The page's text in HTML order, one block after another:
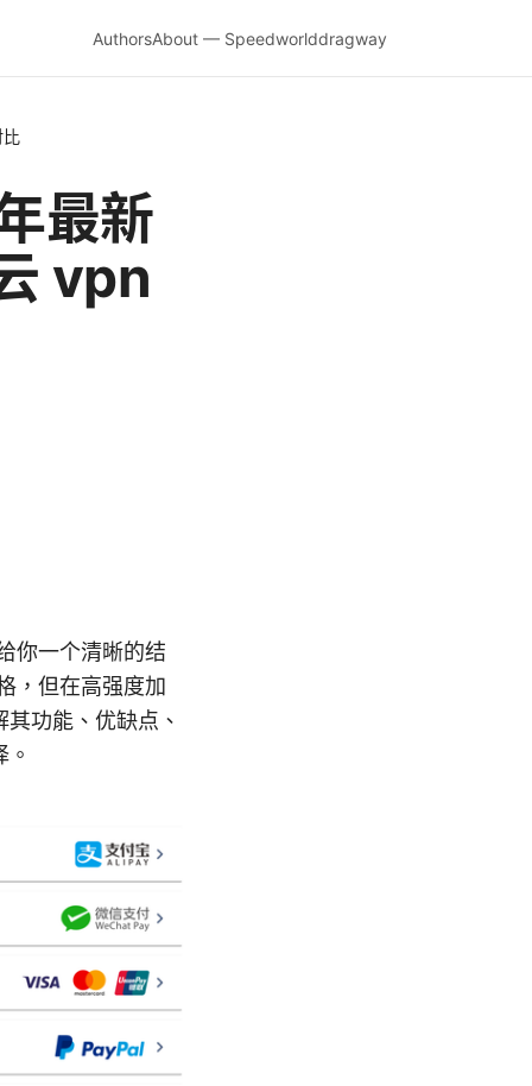
AuthorsAbout — Speedworlddragway
最新
vpn
你一个清晰的结
，但在高强度加
功能、优缺点、